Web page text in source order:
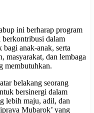
ini berharap program
berkontribusi dalam
anak-anak, serta
masyarakat, dan lembaga
membutuhkan.
belakang seorang
bersinergi dalam
lebih maju, adil, dan
Mubarok’ yang